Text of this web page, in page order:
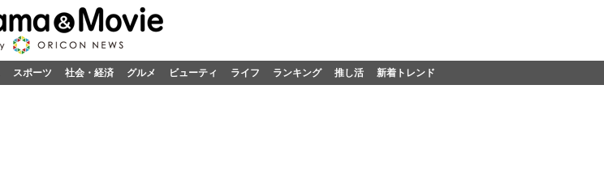
スポーツ 社会・経済 グルメ ビューティ ライフ ランキング 推し活 新着トレンド